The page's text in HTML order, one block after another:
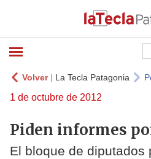
Volver| La Tecla Patagonia
1 de octubre de 2012
Piden informes
El bloque de diputados